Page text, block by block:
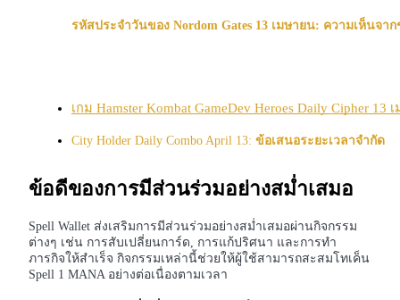
รหัสประจำวันของ Nordom Gates 13 เมษายน: ความเห็นจา
เกม Hamster Kombat GameDev Heroes Daily Cipher
City Holder Daily Combo April 13: ข้อเสนอระยะเวลาจำกัด
ข้อดีของการมีส่วนร่วมอย่างสม่ำเสมอ
Spell Wallet ส่งเสริมการมีส่วนร่วมอย่างสม่ำเสมอผ่านกิจกรรม
ต่างๆ เช่น การสับเปลี่ยนการ์ด, การแก้ปริศนา และการทำ
ภารกิจให้สำเร็จ กิจกรรมเหล่านี้ช่วยให้ผู้ใช้สามารถสะสมโทเค็น
Spell 1 MANA อย่างต่อเนื่องตามเวลา